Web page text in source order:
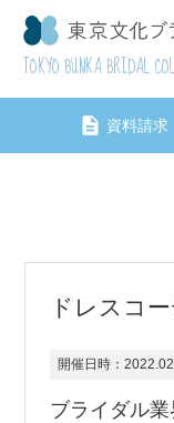
TOKYO BUNKA BRIDAL
資料請求
ドレスコ
開催日時：
ブライダル